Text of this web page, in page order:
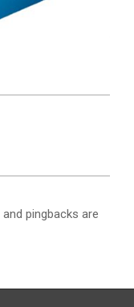
and pingbacks are